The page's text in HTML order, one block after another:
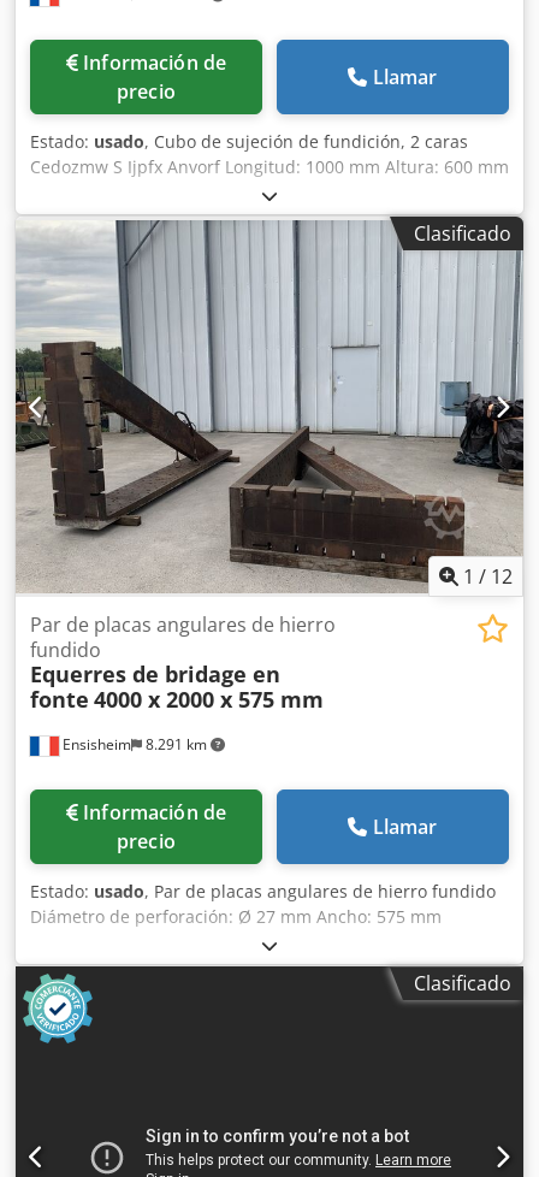
Información de
precio
Llamar
Estado: usado, Cubo de sujeción de fundición, 2 caras
Cedozmw S Ijpfx Anvorf Longitud: 1000 mm Altura: 600 mm
Profundidad: 800 mm Dimensiones de ranuras en T: 38 x
22 mm Peso: aprox. 600 kg
Clasificado
1 / 12
Ensisheim 8.291 km
Par de placas angulares de hierro
fundido
Equerres de bridage en
fonte 4000 x 2000 x 575 mm
Información de
precio
Llamar
Estado: usado, Par de placas angulares de hierro fundido
Diámetro de perforación: Ø 27 mm Ancho: 575 mm
Profundidad: 2000 mm Altura total: 4000 mm Crjdpfjzmw
Najx Anvef Peso unitario: aprox. 6 toneladas
Clasificado